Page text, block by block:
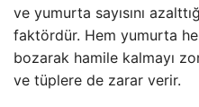
ve yumurta sayısını
faktördür. Hem yumurta
bozarak hamile kalmayı
ve tüplere de zarar verir.